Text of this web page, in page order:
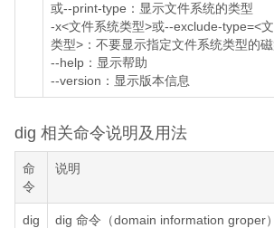
或--print-type：显示文件系统的类型
-x<文件系统类型>或--exclude-type=<
类型>：不要显示指定文件系统类型的
--help：显示帮助
--version：显示版本信息
dig 相关命令说明及用法
命
令
说明
dig
dig 命令（domain information groper）